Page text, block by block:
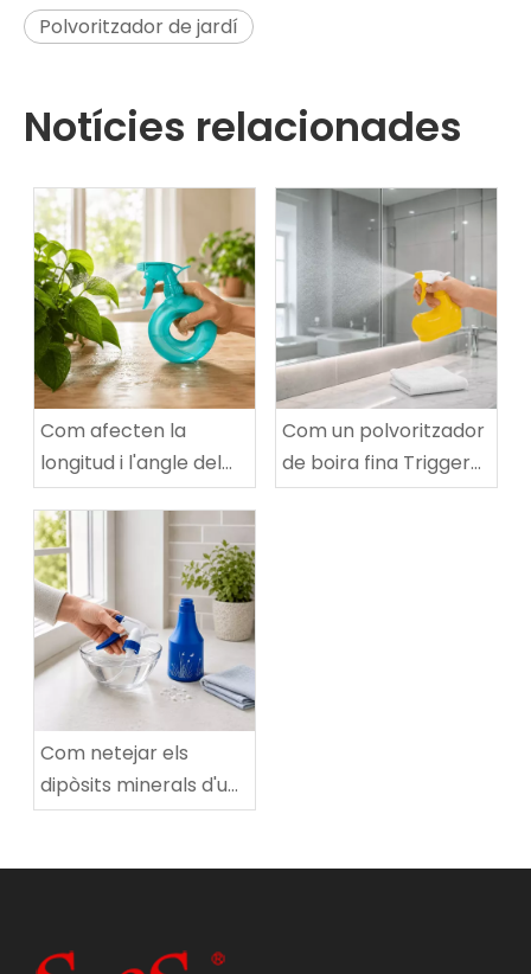
Polvoritzador de jardí
Notícies relacionades
Com afecten la
longitud i l'angle del
tub d'immersió a un
polvoritzador d'aigua
amb disparador de
plàstic
Com un polvoritzador
de boira fina Trigger
crea gotes petites i
Com netejar els
dipòsits minerals d'un
broquet de boira fina